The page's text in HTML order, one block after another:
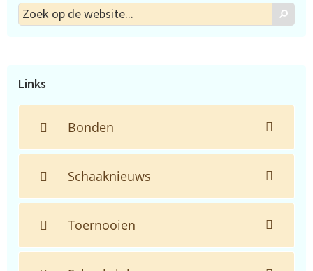
Zoek
op
Zoek
Links
Bonden
Schaaknieuws
Toernooien